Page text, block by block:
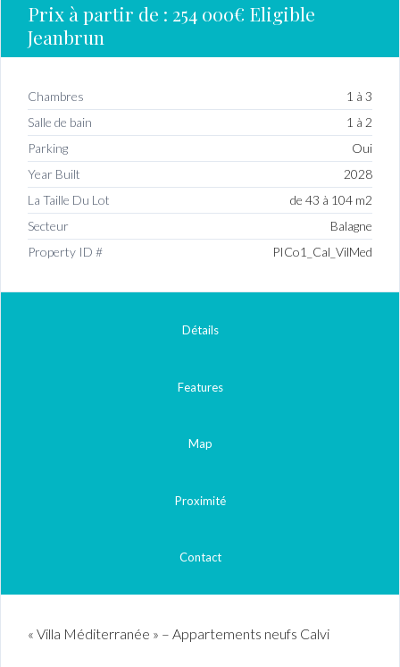
Prix à partir de : 254 000€ Eligible
Jeanbrun
Chambres
1 à 3
Salle de bain
1 à 2
Parking
Oui
Year Built
2028
La Taille Du Lot
de 43 à 104 m2
Secteur
Balagne
Property ID #
PICo1_Cal_VilMed
Détails
Features
Map
Proximité
Contact
« Villa Méditerranée » – Appartements neufs Calvi